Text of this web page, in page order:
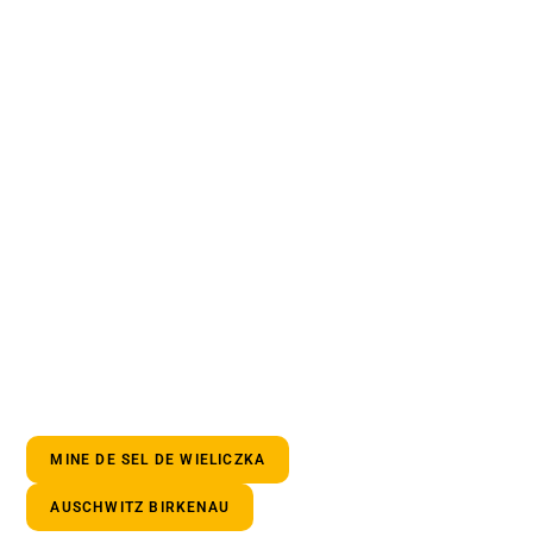
MINE DE SEL DE WIELICZKA
AUSCHWITZ BIRKENAU